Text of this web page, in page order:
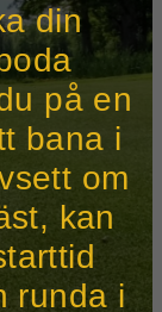
din
på en
bana i
om
kan
runda i